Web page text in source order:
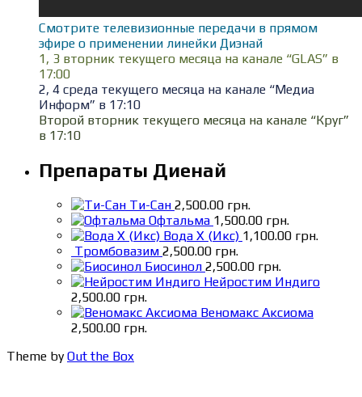
Смотрите телевизионные передачи в прямом
эфире о применении линейки Диэнай
1, 3 вторник текущего месяца на канале “GLAS” в
17:00
2, 4 среда текущего месяца на канале “Медиа
Информ” в 17:10
Второй вторник текущего месяца на канале “Круг”
в 17:10
Препараты Диенай
Ти-Сан 2,500.00 грн.
Офтальма 1,500.00 грн.
Вода X (Икс) 1,100.00 грн.
Тромбовазим 2,500.00 грн.
Биосинол 2,500.00 грн.
Нейростим Индиго
2,500.00 грн.
Веномакс Аксиома
2,500.00 грн.
Theme byOut the Box